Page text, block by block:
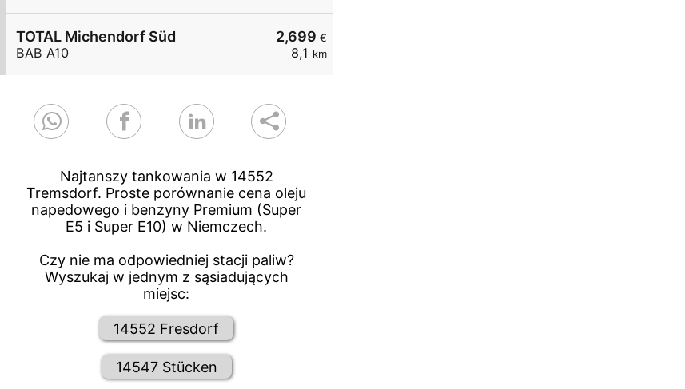
2,699 €
8,1 km
TOTAL Michendorf Süd
BAB A10
Najtanszy tankowania w 14552
Tremsdorf. Proste porównanie cena oleju
napedowego i benzyny Premium (Super
E5 i Super E10) w Niemczech.
Czy nie ma odpowiedniej stacji paliw?
Wyszukaj w jednym z sąsiadujących
miejsc:
14552 Fresdorf
14547 Stücken